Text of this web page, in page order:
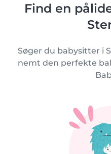
Find en
Søger du babysitter i
nemt den perfekte